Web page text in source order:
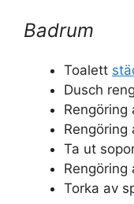
Badrum
Toalett
Dusch
Rengöring
Ta ut
Rengöring
Torka av